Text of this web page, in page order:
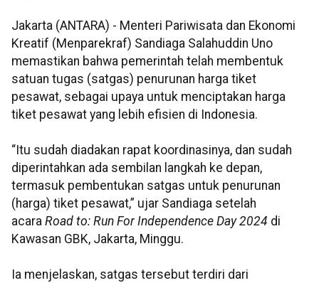
Jakarta (ANTARA) - Menteri Pariwisata dan Ekonomi
Kreatif (Menparekraf) Sandiaga Salahuddin Uno
memastikan bahwa pemerintah telah membentuk
satuan tugas (satgas) penurunan harga tiket
pesawat, sebagai upaya untuk menciptakan harga
tiket pesawat yang lebih efisien di Indonesia.
“Itu sudah diadakan rapat koordinasinya, dan sudah
diperintahkan ada sembilan langkah ke depan,
termasuk pembentukan satgas untuk penurunan
(harga) tiket pesawat,” ujar Sandiaga setelah
acara Road to: Run For Independence Day 2024 di
Kawasan GBK, Jakarta, Minggu.
Ia menjelaskan, satgas tersebut terdiri dari